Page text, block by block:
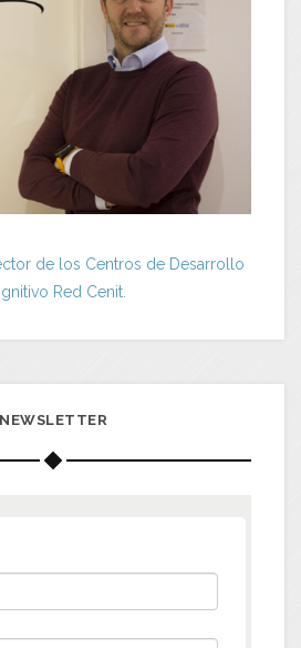
de los Centros de Desarrollo
Red Cenit.
NEWSLETTER